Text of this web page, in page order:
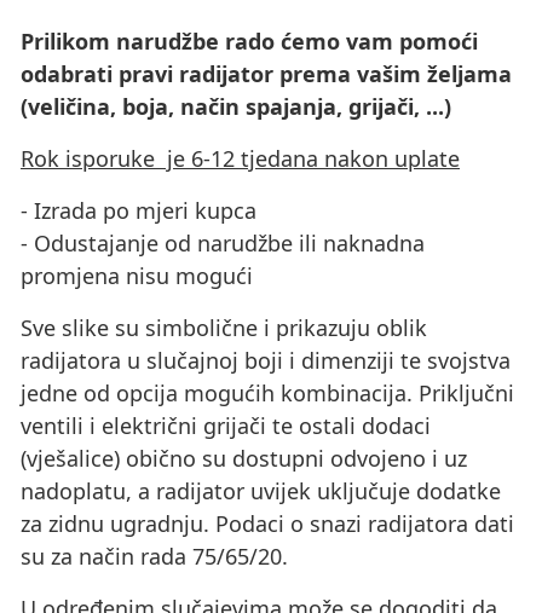
Prilikom narudžbe rado ćemo vam pomoći
odabrati pravi radijator prema vašim željama
(veličina, boja, način spajanja, grijači, ...)
Rok isporuke je 6-12 tjedana nakon uplate
- Izrada po mjeri kupca
- Odustajanje od narudžbe ili naknadna
promjena nisu mogući
Sve slike su simbolične i prikazuju oblik
radijatora u slučajnoj boji i dimenziji te svojstva
jedne od opcija mogućih kombinacija. Priključni
ventili i električni grijači te ostali dodaci
(vješalice) obično su dostupni odvojeno i uz
nadoplatu, a radijator uvijek uključuje dodatke
za zidnu ugradnju. Podaci o snazi ​​radijatora dati
su za način rada 75/65/20.